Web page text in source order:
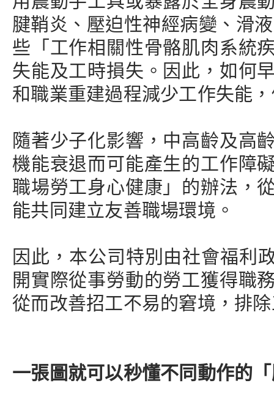
腱鞘炎、壓迫性神經病變、滑
些「工作相關性骨骼肌肉系統
失能及工時損失。因此，如何
和職業重建過程減少工作失能
隨著少子化影響，中高齡及高
機能衰退而可能產生的工作障
職場勞工身心健康」的辦法，
能共同建立友善職場環境。
因此，本公司特別由社會福利
開實際從事勞動的勞工獲得職
從而改善招工不易的窘境，排
一張圖就可以秒懂不同動作的